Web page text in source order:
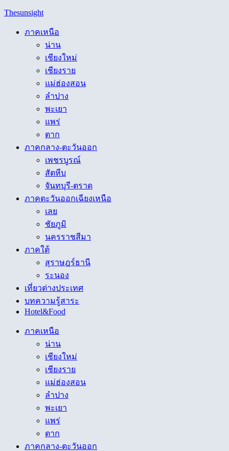
Skip
content
Thesunsight
ภาคเหนือ
น่าน
เชียงใหม่
เชียงราย
แม่ฮ่องสอน
ลำปาง
พะเยา
แพร่
ตาก
ภาคกลาง-ตะวันออก
เพชรบูรณ์
สัตหีบ
จันทบุรี-ตราด
ภาคตะวันออกเฉียงเหนือ
เลย
ชัยภูมิ
นครราชสีมา
ภาคใต้
สุราษฎร์ธานี
ระนอง
เที่ยวต่างประเทศ
บทความรู้สาระ
Hotel&Food
ภาคเหนือ
น่าน
เชียงใหม่
เชียงราย
แม่ฮ่องสอน
ลำปาง
พะเยา
แพร่
ตาก
ภาคกลาง-ตะวันออก